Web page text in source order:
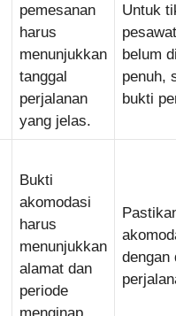
pemesanan
harus
menunjukkan
tanggal
perjalanan
yang jelas.
Untuk
belum
penuh,
bukti
Bukti
akomodasi
harus
menunjukkan
alamat dan
periode
menginap.
dengan